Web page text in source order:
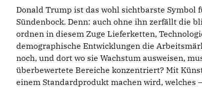
Donald Trump ist das wohl sichtbarste
Sündenbock. Denn: auch ohne ihn zerfällt die
ordnen in diesem Zuge Lieferketten,
demographische Entwicklungen die
noch, und dort wo sie Wachstum ausweisen,
überbewertete Bereiche konzentriert? Mit
einem Standardprodukt machen wird,